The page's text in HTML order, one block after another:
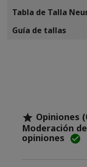
Tabla de Talla
Guía de tallas
 Opiniones
Moderación de
opiniones 